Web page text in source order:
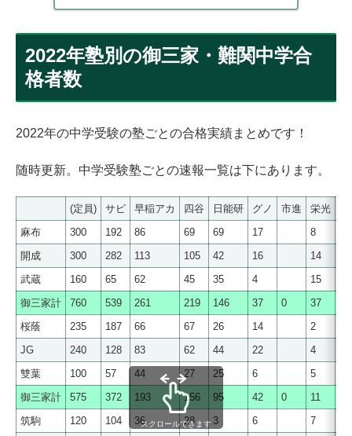
2022年塾別の御三家・難関中学合
格者数
2022年の中学受験の塾ごとの合格実績まとめです！
随時更新。中学受験塾ごとの速報一覧は下にあります。
(定員) サピ 早稲アカ 四谷 日能研 グノ 市進 栄光
麻布
300 192 86 69 69 17 8
開成
300 282 113 105 42 16 14
武蔵
160 65 62 45 35 4 15
御三家計
760 539 261 219 146 37 0 37
桜蔭
235 187 66 67 26 14 2
JG
240 128 83 62 44 22 4
雙葉
100 57 44 27 25 6 5
御三家計
575 372 193 156 95 42 0 11
筑駒
120 104 36 28 3 6 7
スクロールできます